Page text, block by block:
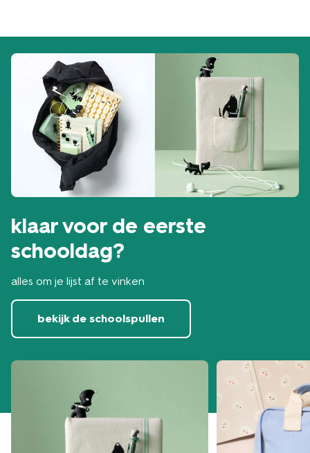
klaar voor de eerste
schooldag?
alles om je lijst af te vinken
bekijk de schoolspullen